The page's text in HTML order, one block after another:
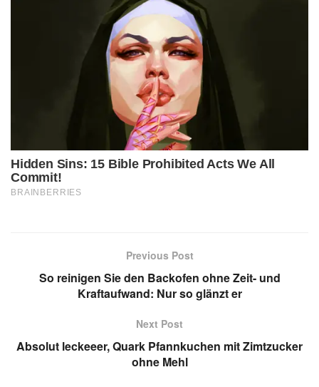
Previous Post
So reinigen Sie den Backofen ohne Zeit- und
Kraftaufwand: Nur so glänzt er
Next Post
Absolut leckeeer, Quark Pfannkuchen mit Zimtzucker
ohne Mehl